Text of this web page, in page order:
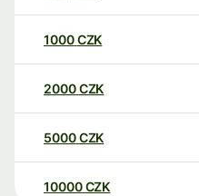
1000CZK
2000CZK
5000CZK
10000 CZK